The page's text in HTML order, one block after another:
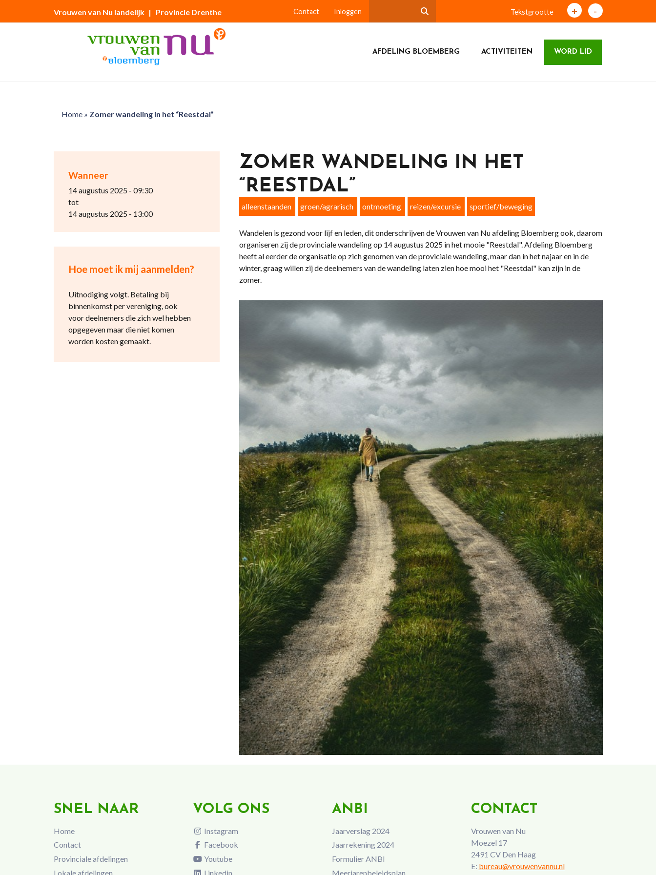
Vrouwen van Nu landelijk | Provincie Drenthe Contact Inloggen Tekstgrootte + -
AFDELING BLOEMBERG ACTIVITEITEN WORD LID
Home» Zomer wandeling in het “Reestdal”
Wanneer
14 augustus 2025 - 09:30
tot
14 augustus 2025 - 13:00
Hoe moet ik mij aanmelden?
Uitnodiging volgt. Betaling bij
binnenkomst per vereniging, ook
voor deelnemers die zich wel hebben
opgegeven maar die niet komen
worden kosten gemaakt.
ZOMER WANDELING IN HET
“REESTDAL”
alleenstaanden groen/agrarisch ontmoeting reizen/excursie sportief/beweging
Wandelen is gezond voor lijf en leden, dit onderschrijven de Vrouwen van Nu afdeling Bloemberg ook, daarom
organiseren zij de provinciale wandeling op 14 augustus 2025 in het mooie "Reestdal". Afdeling Bloemberg
heeft al eerder de organisatie op zich genomen van de proviciale wandeling, maar dan in het najaar en in de
winter, graag willen zij de deelnemers van de wandeling laten zien hoe mooi het "Reestdal" kan zijn in de
zomer.
SNEL NAAR
Home
Contact
Provinciale afdelingen
Lokale afdelingen
VOLG ONS
Instagram
Facebook
Youtube
Linkedin
ANBI
Jaarverslag 2024
Jaarrekening 2024
Formulier ANBI
Meerjarenbeleidsplan
CONTACT
Vrouwen van Nu
Moezel 17
2491 CV Den Haag
E: bureau@vrouwenvannu.nl